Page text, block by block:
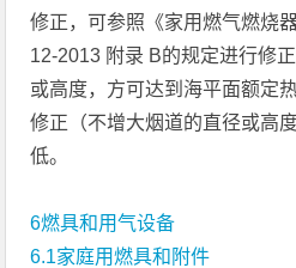
修正，可参照《家用燃气燃烧
12-2013 附录 B的规定进行修
或高度，方可达到海平面额定
修正（不增大烟道的直径或高
低。
6燃具和用气设备
6.1家庭用燃具和附件